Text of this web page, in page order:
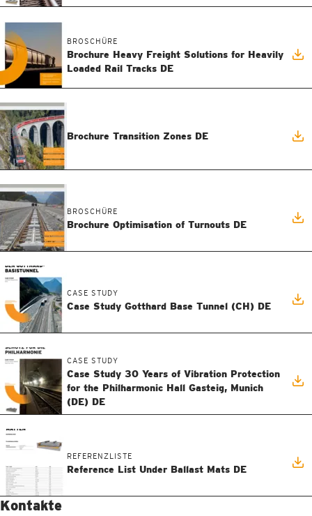
BROSCHÜRE
Brochure Heavy Freight Solutions for Heavily
Loaded Rail Tracks DE
Brochure Transition Zones DE
BROSCHÜRE
Brochure Optimisation of Turnouts DE
CASE STUDY
Case Study Gotthard Base Tunnel (CH) DE
CASE STUDY
Case Study 30 Years of Vibration Protection
for the Philharmonic Hall Gasteig, Munich
(DE) DE
REFERENZLISTE
Reference List Under Ballast Mats DE
Kontakte